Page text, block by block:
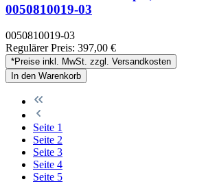
0050810019-03
0050810019-03
Regulärer Preis: 397,00 €
*Preise inkl. MwSt. zzgl. Versandkosten
In den Warenkorb
Seite 1
Seite 2
Seite 3
Seite 4
Seite 5